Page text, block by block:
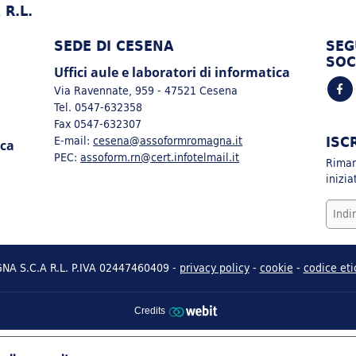
R.L.
SEDE DI CESENA
Uffici aule e laboratori di informatica
Via Ravennate, 959 - 47521 Cesena
Tel. 0547-632358
Fax 0547-632307
E-mail:cesena@assoformromagna.it
PEC:assoform.rn@cert.infotelmail.it
S.C.A R.L. P.IVA 02447460409 - privacy policy- cookie - codice
Credits